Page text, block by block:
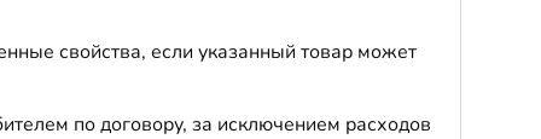
свойства, если указанный товар может
по договору, за исключением расходов